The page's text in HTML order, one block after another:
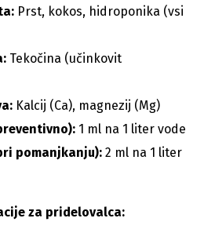
Prst, kokos, hidroponika (vsi
Tekočina (učinkovit
Kalcij (Ca), magnezij (Mg)
1 ml na 1 liter vode
pomanjkanju): 2 ml na 1 liter
za pridelovalca: